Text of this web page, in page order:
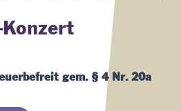
gem. § 4 Nr. 20a